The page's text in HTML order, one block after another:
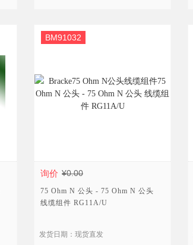
询价 ¥0.00
BM91032
75 Ohm N 公头 - 75 Ohm N 公头
线缆组件 RG11A/U
发货日期：现货直发